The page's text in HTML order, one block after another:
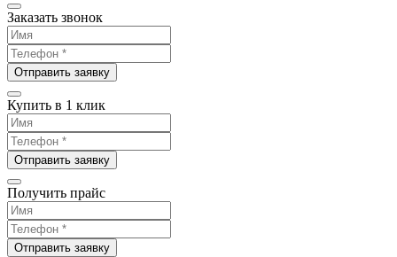
Заказать звонок
Отправить заявку
Купить в 1 клик
Отправить заявку
Получить прайс
Отправить заявку